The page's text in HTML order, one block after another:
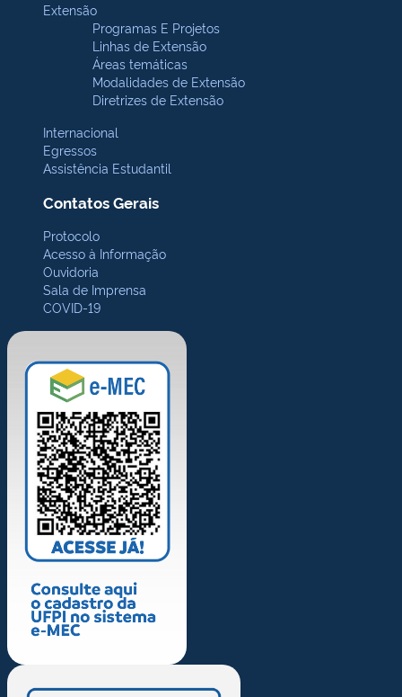
Extensão
Programas E Projetos
Linhas de Extensão
Áreas temáticas
Modalidades de Extensão
Diretrizes de Extensão
Internacional
Egressos
Assistência Estudantil
Contatos Gerais
Protocolo
Acesso à Informação
Ouvidoria
Sala de Imprensa
COVID-19